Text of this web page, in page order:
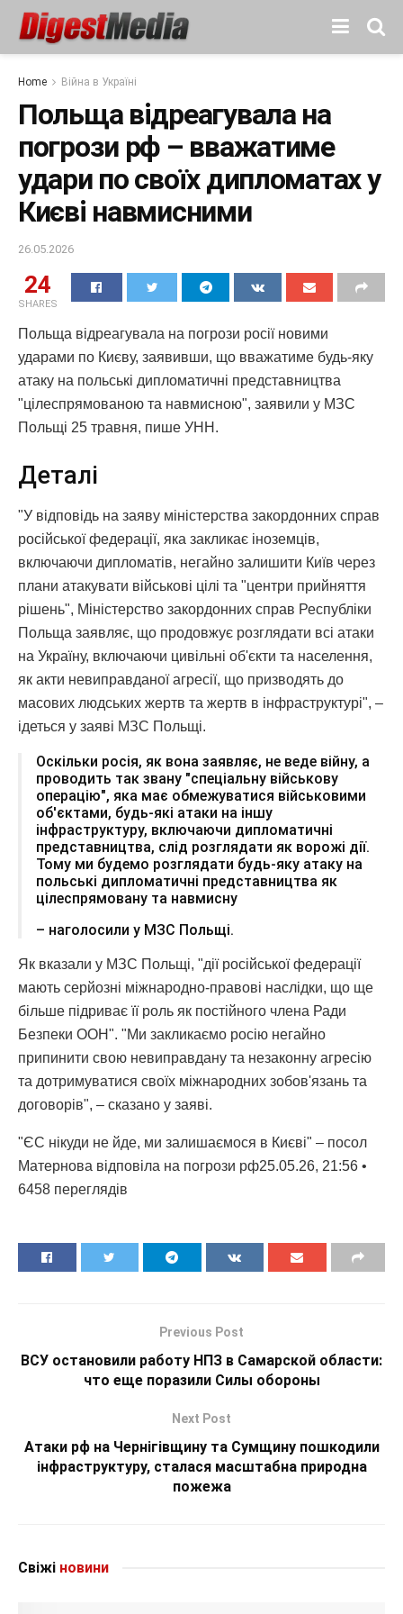
Home Війна в Україні
Польща відреагувала на
погрози рф – вважатиме
удари по своїх дипломатах у
Києві навмисними
26.05.2026
24
SHARES
Польща відреагувала на погрози росії новими
ударами по Києву, заявивши, що вважатиме будь-яку
атаку на польські дипломатичні представництва
"цілеспрямованою та навмисною", заявили у МЗС
Польщі 25 травня, пише УНН.
Деталі
"У відповідь на заяву міністерства закордонних справ
російської федерації, яка закликає іноземців,
включаючи дипломатів, негайно залишити Київ через
плани атакувати військові цілі та "центри прийняття
рішень", Міністерство закордонних справ Республіки
Польща заявляє, що продовжує розглядати всі атаки
на Україну, включаючи цивільні об'єкти та населення,
як акти невиправданої агресії, що призводять до
масових людських жертв та жертв в інфраструктурі", –
ідеться у заяві МЗС Польщі.
Оскільки росія, як вона заявляє, не веде війну, а
проводить так звану "спеціальну військову
операцію", яка має обмежуватися військовими
об'єктами, будь-які атаки на іншу
інфраструктуру, включаючи дипломатичні
представництва, слід розглядати як ворожі дії.
Тому ми будемо розглядати будь-яку атаку на
польські дипломатичні представництва як
цілеспрямовану та навмисну
– наголосили у МЗС Польщі.
Як вказали у МЗС Польщі, "дії російської федерації
мають серйозні міжнародно-правові наслідки, що ще
більше підриває її роль як постійного члена Ради
Безпеки ООН". "Ми закликаємо росію негайно
припинити свою невиправдану та незаконну агресію
та дотримуватися своїх міжнародних зобов'язань та
договорів", – сказано у заяві.
"ЄС нікуди не йде, ми залишаємося в Києві" – посол
Матернова відповіла на погрози рф25.05.26, 21:56 •
6458 переглядiв
Previous Post
ВСУ остановили работу НПЗ в Самарской области:
что еще поразили Силы обороны
Next Post
Атаки рф на Чернігівщину та Сумщину пошкодили
інфраструктуру, сталася масштабна природна
пожежа
Свіжі новини